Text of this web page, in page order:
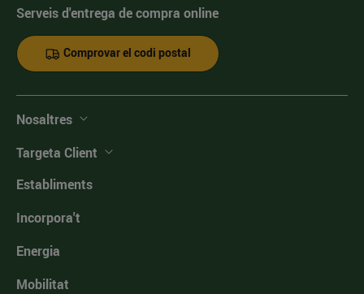
Serveis d'entrega de compra online
Comprovar el codi postal
Nosaltres
Targeta Client
Establiments
Incorpora't
Energia
Mobilitat